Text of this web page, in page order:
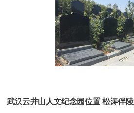
武汉云井山人文纪念园位置 松涛伴陵